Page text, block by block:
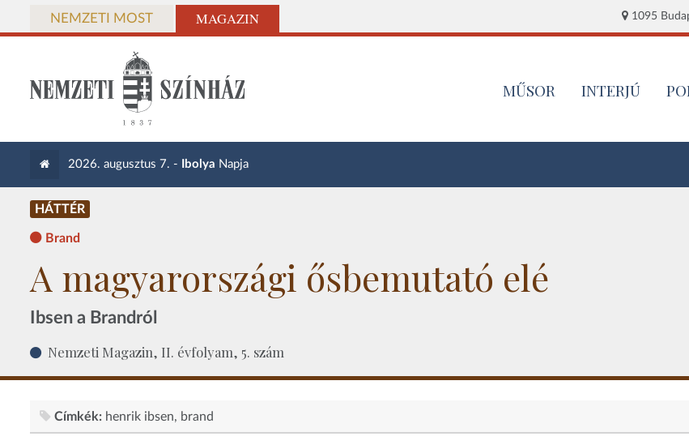
NEMZETI MOST MAGAZIN 1095
MŰSOR INTERJÚ
2026. augusztus 7. - Ibolya Napja
HÁTTÉR
Brand
A magyarországi ősbemutató elé
Ibsen a Brandról
Nemzeti Magazin, II. évfolyam, 5. szám
Címkék: henrik ibsen brand